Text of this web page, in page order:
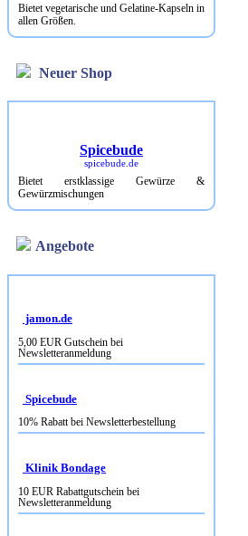
Bietet vegetarische und Gelatine-Kapseln in
allen Größen.
Neuer Shop
Spicebude
spicebude.de
Bietet erstklassige Gewürze &
Gewürzmischungen
Angebote
jamon.de
5,00 EUR Gutschein bei
Newsletteranmeldung
Spicebude
10% Rabatt bei Newsletterbestellung
Klinik Bondage
10 EUR Rabattgutschein bei
Newsletteranmeldung